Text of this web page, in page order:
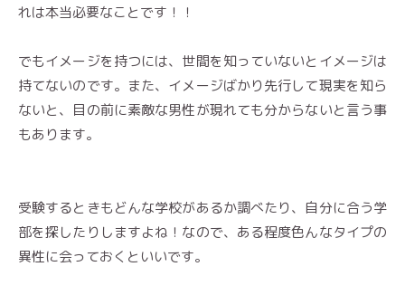
れは本当必要なことです！！
でもイメージを持つには、世間を知っていないとイメージは
持てないのです。また、イメージばかり先行して現実を知ら
ないと、目の前に素敵な男性が現れても分からないと言う事
もあります。
受験するときもどんな学校があるか調べたり、自分に合う学
部を探したりしますよね！なので、ある程度色んなタイプの
異性に会っておくといいです。